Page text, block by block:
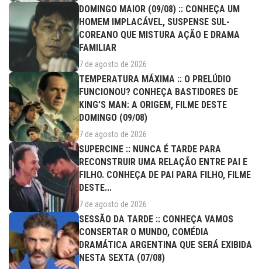
DOMINGO MAIOR (09/08) :: CONHEÇA UM
HOMEM IMPLACÁVEL, SUSPENSE SUL-
COREANO QUE MISTURA AÇÃO E DRAMA
FAMILIAR
7 de agosto de 2026
TEMPERATURA MÁXIMA :: O PRELÚDIO
FUNCIONOU? CONHEÇA BASTIDORES DE
KING’S MAN: A ORIGEM, FILME DESTE
DOMINGO (09/08)
7 de agosto de 2026
SUPERCINE :: NUNCA É TARDE PARA
RECONSTRUIR UMA RELAÇÃO ENTRE PAI E
FILHO. CONHEÇA DE PAI PARA FILHO, FILME
DESTE...
7 de agosto de 2026
SESSÃO DA TARDE :: CONHEÇA VAMOS
CONSERTAR O MUNDO, COMÉDIA
DRAMÁTICA ARGENTINA QUE SERÁ EXIBIDA
NESTA SEXTA (07/08)